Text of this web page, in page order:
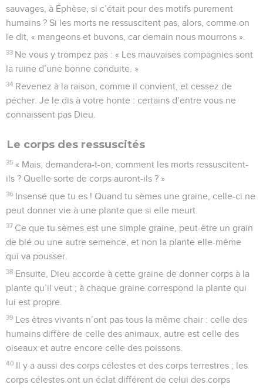
sauvages, à Éphèse, si c’était pour des motifs purement
humains ? Si les morts ne ressuscitent pas, alors, comme on
le dit, « mangeons et buvons, car demain nous mourrons ».
33 Ne vous y trompez pas : « Les mauvaises compagnies sont
la ruine d’une bonne conduite. »
34 Revenez à la raison, comme il convient, et cessez de
pécher. Je le dis à votre honte : certains d’entre vous ne
connaissent pas Dieu.
Le corps des ressuscités
35 « Mais, demandera-t-on, comment les morts ressuscitent-
ils ? Quelle sorte de corps auront-ils ? »
36 Insensé que tu es ! Quand tu sèmes une graine, celle-ci ne
peut donner vie à une plante que si elle meurt.
37 Ce que tu sèmes est une simple graine, peut-être un grain
de blé ou une autre semence, et non la plante elle-même
qui va pousser.
38 Ensuite, Dieu accorde à cette graine de donner corps à la
plante qu’il veut ; à chaque graine correspond la plante qui
lui est propre.
39 Les êtres vivants n’ont pas tous la même chair : celle des
humains diffère de celle des animaux, autre est celle des
oiseaux et autre encore celle des poissons.
40 Il y a aussi des corps célestes et des corps terrestres ; les
corps célestes ont un éclat différent de celui des corps